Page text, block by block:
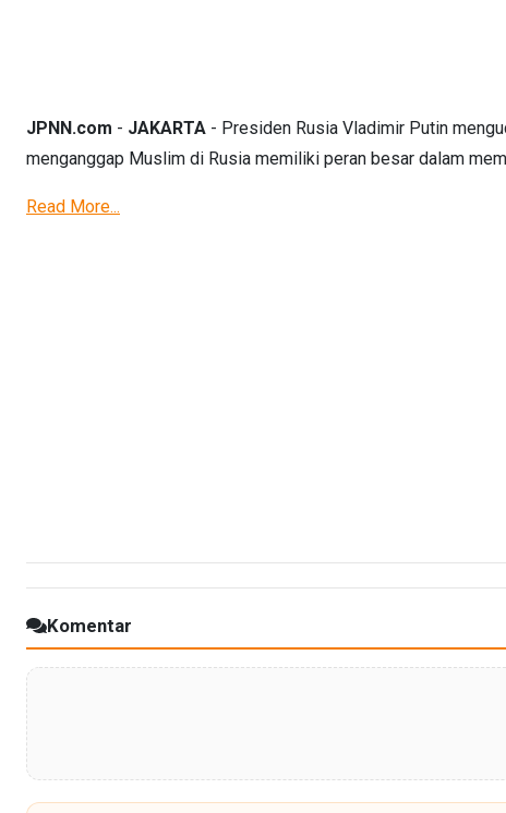
JPNN.com - JAKARTA - Presiden Rusia Vladimir Putin
menganggap Muslim di Rusia memiliki peran besar dalam
Read More...
Komentar